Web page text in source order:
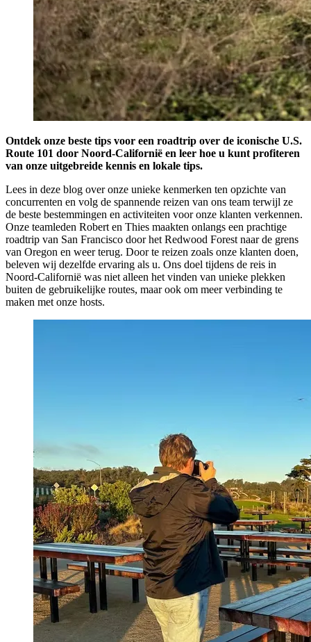
Ontdek onze beste tips voor een roadtrip over de iconische U.S.
Route 101 door Noord-Californië en leer hoe u kunt profiteren
van onze uitgebreide kennis en lokale tips.
Lees in deze blog over onze unieke kenmerken ten opzichte van
concurrenten en volg de spannende reizen van ons team terwijl ze
de beste bestemmingen en activiteiten voor onze klanten verkennen.
Onze teamleden Robert en Thies maakten onlangs een prachtige
roadtrip van San Francisco door het Redwood Forest naar de grens
van Oregon en weer terug. Door te reizen zoals onze klanten doen,
beleven wij dezelfde ervaring als u. Ons doel tijdens de reis in
Noord-Californië was niet alleen het vinden van unieke plekken
buiten de gebruikelijke routes, maar ook om meer verbinding te
maken met onze hosts.